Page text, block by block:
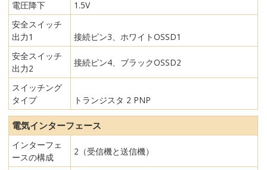
電圧降下
1.5V
安全スイッチ
出力1
接続ピン3、ホワイトOSSD1
安全スイッチ
出力2
接続ピン4、ブラックOSSD2
スイッチング
タイプ
トランジスタ 2 PNP
電気インターフェース
インターフェ
ースの構成
2（受信機と送信機）